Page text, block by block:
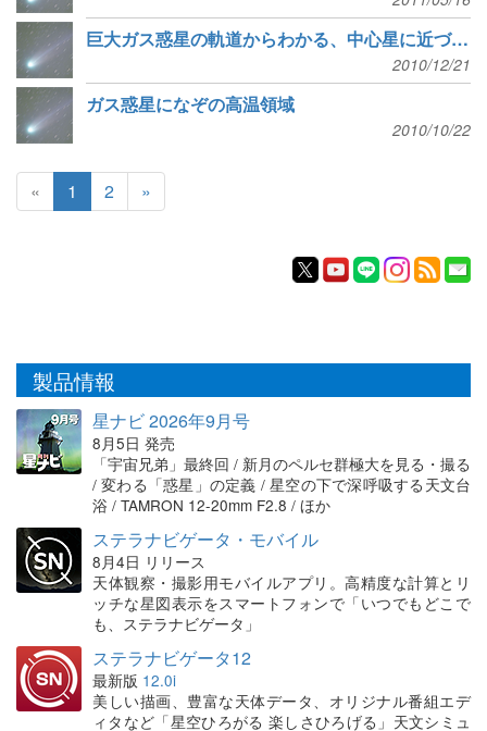
巨大ガス惑星の軌道からわかる、中心星に近づいた理由
2010/12/21
ガス惑星になぞの高温領域
2010/10/22
« 1 2 »
製品情報
星ナビ 2026年9月号
8月5日 発売
「宇宙兄弟」最終回 / 新月のペルセ群極大を見る・撮る
/ 変わる「惑星」の定義 / 星空の下で深呼吸する天文台
浴 / TAMRON 12-20mm F2.8 / ほか
ステラナビゲータ・モバイル
8月4日 リリース
天体観察・撮影用モバイルアプリ。高精度な計算とリ
ッチな星図表示をスマートフォンで「いつでもどこで
も、ステラナビゲータ」
ステラナビゲータ12
最新版 12.0i
美しい描画、豊富な天体データ、オリジナル番組エデ
ィタなど「星空ひろがる 楽しさひろげる」天文シミュ